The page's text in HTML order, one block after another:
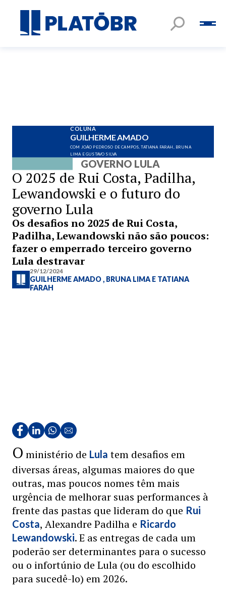
COLUNA
GUILHERME AMADO
COM JOÃO PEDROSO DE CAMPOS, TATIANA FARAH, BRUNA
LIMA E GUSTAVO SILVA
GOVERNO LULA
O 2025 de Rui Costa, Padilha,
Lewandowski e o futuro do
governo Lula
Os desafios no 2025 de Rui Costa,
Padilha, Lewandowski não são poucos:
fazer o emperrado terceiro governo
Lula destravar
29/12/2024
GUILHERME AMADO, BRUNA LIMA E TATIANA
FARAH
O ministério de Lula tem desafios em
diversas áreas, algumas maiores do que
outras, mas poucos nomes têm mais
urgência de melhorar suas performances à
frente das pastas que lideram do que Rui
Costa, Alexandre Padilha e Ricardo
Lewandowski. E as entregas de cada um
poderão ser determinantes para o sucesso
ou o infortúnio de Lula (ou do escolhido
para sucedê-lo) em 2026.